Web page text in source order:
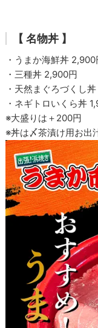
【 名物丼 】
・うまか海鮮丼 2,900
・三種丼 2,900円
・天然まぐろづくし
・ネギトロいくら丼
※大盛りは＋200円
※丼は〆茶漬け用お出